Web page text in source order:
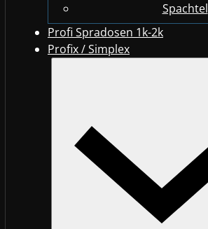
Spachtel
Profi Spradosen 1k-2k
Profix / Simplex